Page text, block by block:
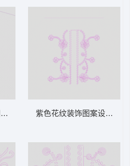
绣 盘带 链目绣 特种
紫色花纹装饰图案设计 绳